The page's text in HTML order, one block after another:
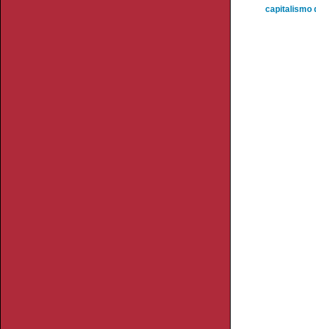
capitalismo